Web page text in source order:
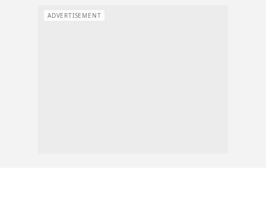
ADVERTISEMENT